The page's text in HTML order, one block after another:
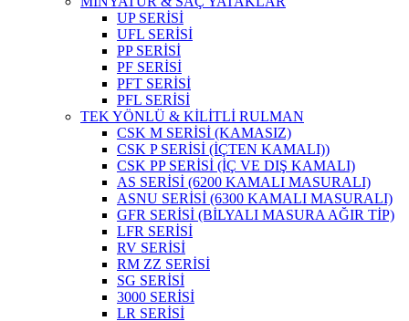
UP SERİSİ
UFL SERİSİ
PP SERİSİ
PF SERİSİ
PFT SERİSİ
PFL SERİSİ
TEK YÖNLÜ & KİLİTLİ RULMAN
CSK M SERİSİ (KAMASIZ)
CSK P SERİSİ (İÇTEN KAMALI))
CSK PP SERİSİ (İÇ VE DIŞ KAMALI)
AS SERİSİ (6200 KAMALI MASURALI)
ASNU SERİSİ (6300 KAMALI MASURALI)
GFR SERİSİ (BİLYALI MASURA AĞIR TİP)
LFR SERİSİ
RV SERİSİ
RM ZZ SERİSİ
SG SERİSİ
3000 SERİSİ
LR SERİSİ